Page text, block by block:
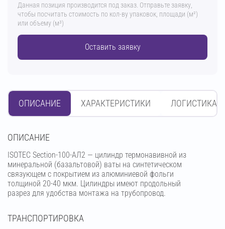
Данная позиция производится под заказ. Отправьте заявку,
чтобы посчитать стоимость по кол-ву упаковок, площади (м²)
или объему (м³)
Оставить заявку
ОПИСАНИЕ ХАРАКТЕРИСТИКИ ЛОГИСТИКА
OПИСАНИЕ
ISOTEC Section-100-АЛ2 — цилиндр термонавивной из
минеральной (базальтовой) ваты на синтетическом
связующем с покрытием из алюминиевой фольги
толщиной 20-40 мкм. Цилиндры имеют продольный
разрез для удобства монтажа на трубопровод.
ТРАНСПОРТИРОВКА